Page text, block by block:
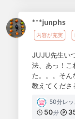
***junphs
内容が充実
JUJU先生い
法、あっ！こ
た。。。そん
教えてくださ
50分レッ
50分